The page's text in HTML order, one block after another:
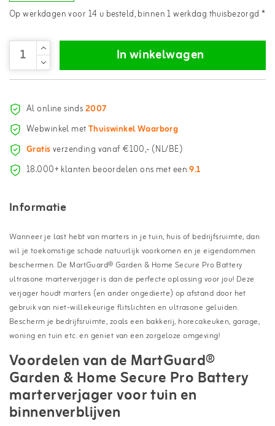
Op werkdagen voor 14 u besteld, binnen 1 werkdag thuisbezorgd *
In winkelwagen
Al online sinds2007
Webwinkel metThuiswinkel Waarborg
Gratisverzending vanaf €100,- (NL/BE)
18.000+ klanten beoordelen ons met een9.1
Informatie
Wanneer je last hebt van marters in je tuin, huis of bedrijfsruimte, dan
wil je toekomstige schade natuurlijk voorkomen en je eigendommen
beschermen. De MartGuard® Garden & Home Secure Pro Battery
ultrasone marterverjager is dan de perfecte oplossing voor jou! Deze
verjager houdt marters (en ander ongedierte) op afstand door het
gebruik van niet-willekeurige flitslichten en ultrasone geluiden.
Bescherm je bedrijfsruimte, zoals een bakkerij, horecakeuken, garage,
woning en tuin etc. en geniet van een zorgeloze omgeving!
Voordelen van de MartGuard®
Garden & Home Secure Pro Battery
marterverjager voor tuin en
binnenverblijven